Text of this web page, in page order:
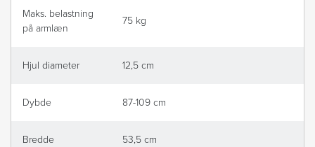
Maks. belastning
på armlæn
75 kg
Hjul diameter 12,5 cm
Dybde 87-109 cm
Bredde 53,5 cm